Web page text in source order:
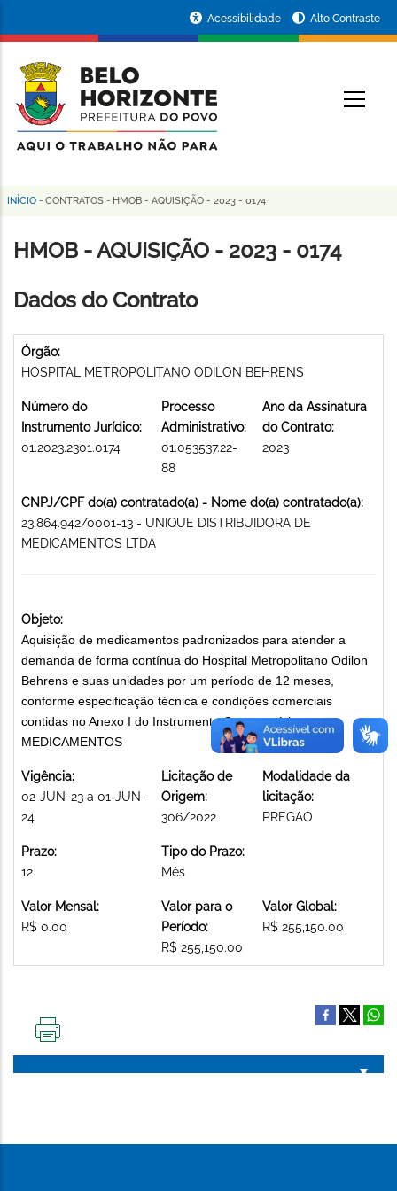
conteúdo
principal
da
Prefeitura
de
Horizonte
Acessibilidade Alto Contraste
Trilha
de
INÍCIO - CONTRATOS - HMOB - AQUISIÇÃO - 2023 - 0174
HMOB - AQUISIÇÃO - 2023 - 0174
Dados do Contrato
Órgão:
HOSPITAL METROPOLITANO ODILON BEHRENS
Número do
Instrumento Jurídico:
01.2023.2301.0174
Processo
Administrativo:
01.053537.22-
88
Ano da Assinatura
do Contrato:
2023
CNPJ/CPF do(a) contratado(a) - Nome do(a) contratado(a):
23.864.942/0001-13 - UNIQUE DISTRIBUIDORA DE
MEDICAMENTOS LTDA
Objeto:
Aquisição de medicamentos padronizados para atender a
demanda de forma contínua do Hospital Metropolitano Odilon
Behrens e suas unidades por um período de 12 meses,
conforme especificação técnica e condições comerciais
contidas no Anexo I do Instrumento Convocatório.
MEDICAMENTOS
Vigência:
02-JUN-23 a 01-JUN-
24
Licitação de
Origem:
306/2022
Modalidade da
licitação:
PREGAO
Prazo:
12
Tipo do Prazo:
Mês
Valor Mensal:
R$ 0.00
Valor para o
Período:
R$ 255,150.00
Valor Global:
R$ 255,150.00
PÁGINA